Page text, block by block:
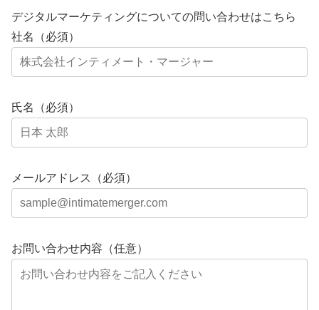
デジタルマーケティングについての問い合わせはこちら
社名（必須）
氏名（必須）
メールアドレス（必須）
お問い合わせ内容（任意）